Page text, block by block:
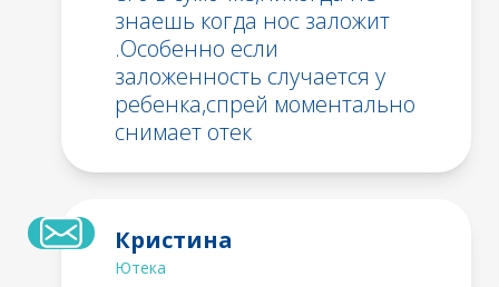
знаешь когда нос заложит
.Особенно если
заложенность случается у
ребенка,спрей моментально
снимает отек
Кристина
Ютека